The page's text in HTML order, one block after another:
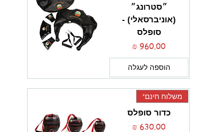
״סטרונג״
(אוניברסאלי) -
סופלס
מחיר
הוספה לעגלה
משלוח חינם*
כדור סופלס
מחיר